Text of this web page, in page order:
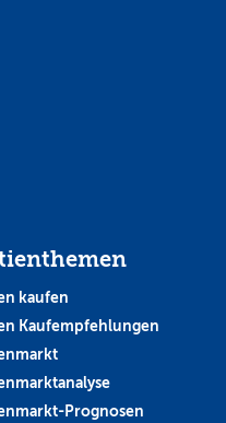
kaufen
Kaufempfehlungen
Prognosen